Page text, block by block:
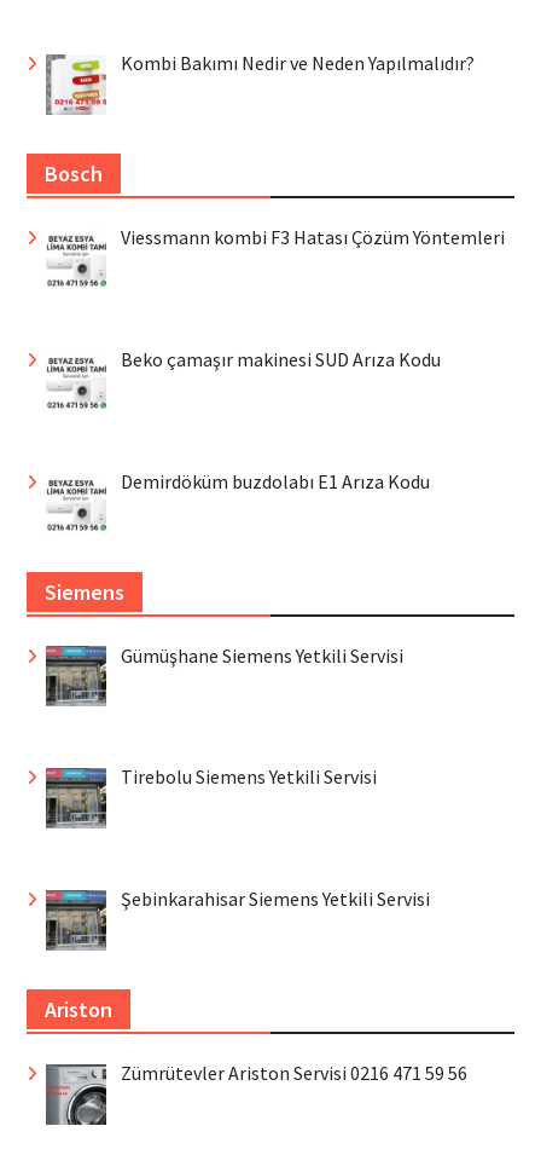
Kombi Bakımı Nedir ve Neden Yapılmalıdır?
Bosch
Viessmann kombi F3 Hatası Çözüm Yöntemleri
Beko çamaşır makinesi SUD Arıza Kodu
Demirdöküm buzdolabı E1 Arıza Kodu
Siemens
Gümüşhane Siemens Yetkili Servisi
Tirebolu Siemens Yetkili Servisi
Şebinkarahisar Siemens Yetkili Servisi
Ariston
Zümrütevler Ariston Servisi 0216 471 59 56